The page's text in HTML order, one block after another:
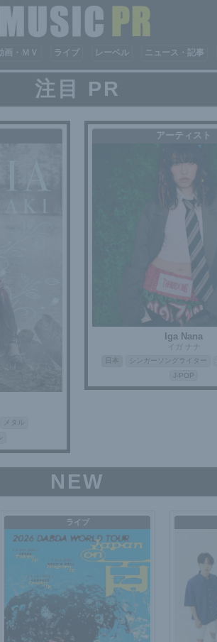
動画・ＭＶ ライブ レーベル ニュース・記事
注目 PR
メタル
アーティスト
Iga Nana
イガ ナナ
シンガーソングライター
J-POP
NEW
ライブ